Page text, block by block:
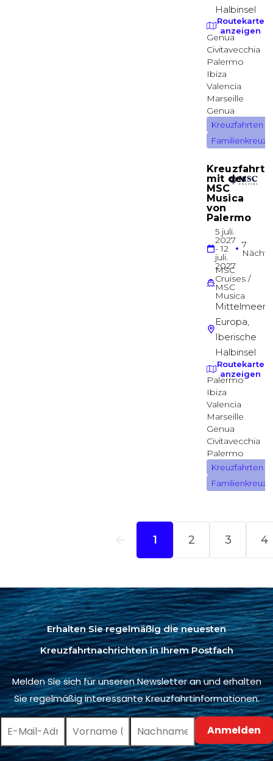
Erhalten Sie regelmäßig die neuesten
Kreuzfahrtnachrichten in Ihrem Postfach
Melden Sie sich für unseren Newsletter an und erhalten
Sie regelmäßig interessante Kreuzfahrtinformationen.